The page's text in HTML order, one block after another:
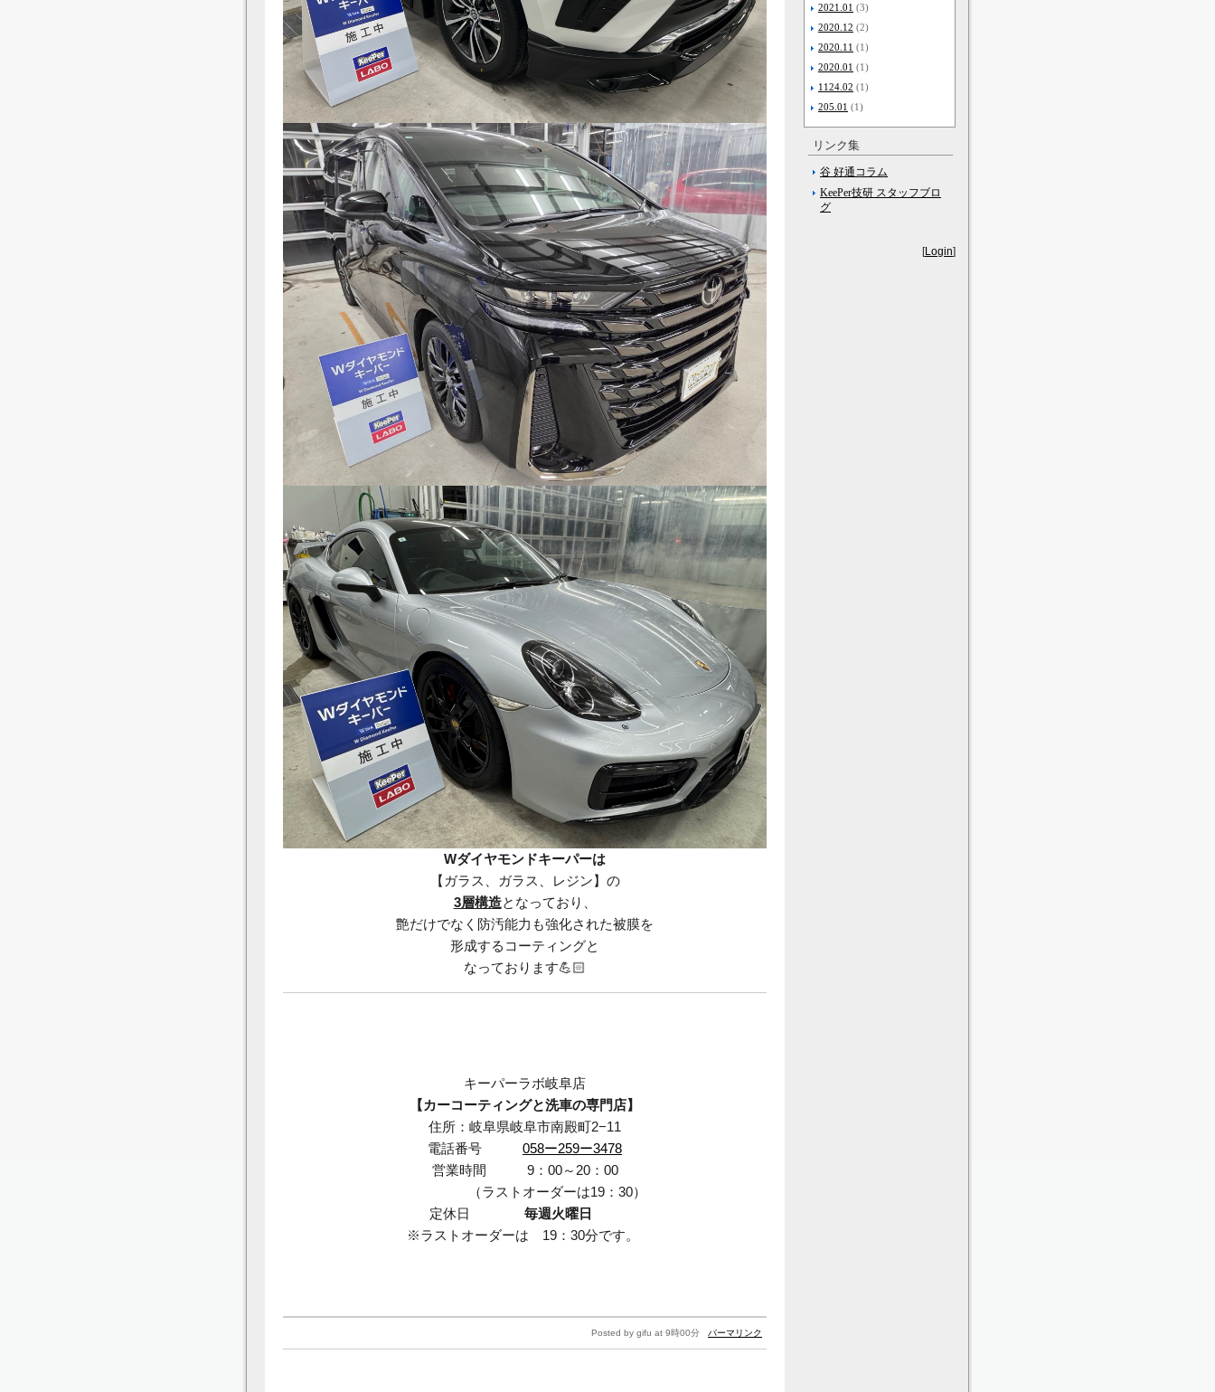
Wダイヤモンドキーパーは
【 ガラス ガラス レジン】の
3層構造となっており、
艶だけでなく防汚能力も強化された被膜を
形成するコーティングと
なっております💪🏻
キーパーラボ岐阜店
【カーコーティングと洗車の専門店】
住所：岐阜県岐阜市南殿町2−11
電話番号 058ー259ー3478
営業時間 9：00～20：00
（ラストオーダーは19：30）
定休日 毎週火曜日
※ラストオーダーは 19：30分です。
Posted by gifu at 9時00分 パーマリンク
2021.01 (3)
2020.12 (2)
2020.11 (1)
2020.01 (1)
1124.02 (1)
205.01 (1)
リンク集
谷 好通コラム
KeePer技研 スタッフブロ
グ
[Login]